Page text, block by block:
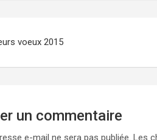
voeux 2015
un commentaire
e-mail ne sera pas publiée. Les